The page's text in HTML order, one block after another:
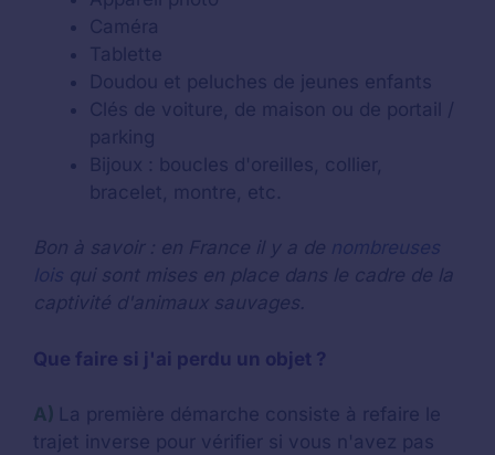
Caméra
Tablette
Doudou et peluches de jeunes enfants
Clés de voiture, de maison ou de portail /
parking
Bijoux : boucles d'oreilles, collier,
bracelet, montre, etc.
Bon à savoir : en France il y a de nombreuses
lois qui sont mises en place dans le cadre de la
captivité d'animaux sauvages.
Que faire si j'ai perdu un objet ?
A) La première démarche consiste à refaire le
trajet inverse pour vérifier si vous n'avez pas